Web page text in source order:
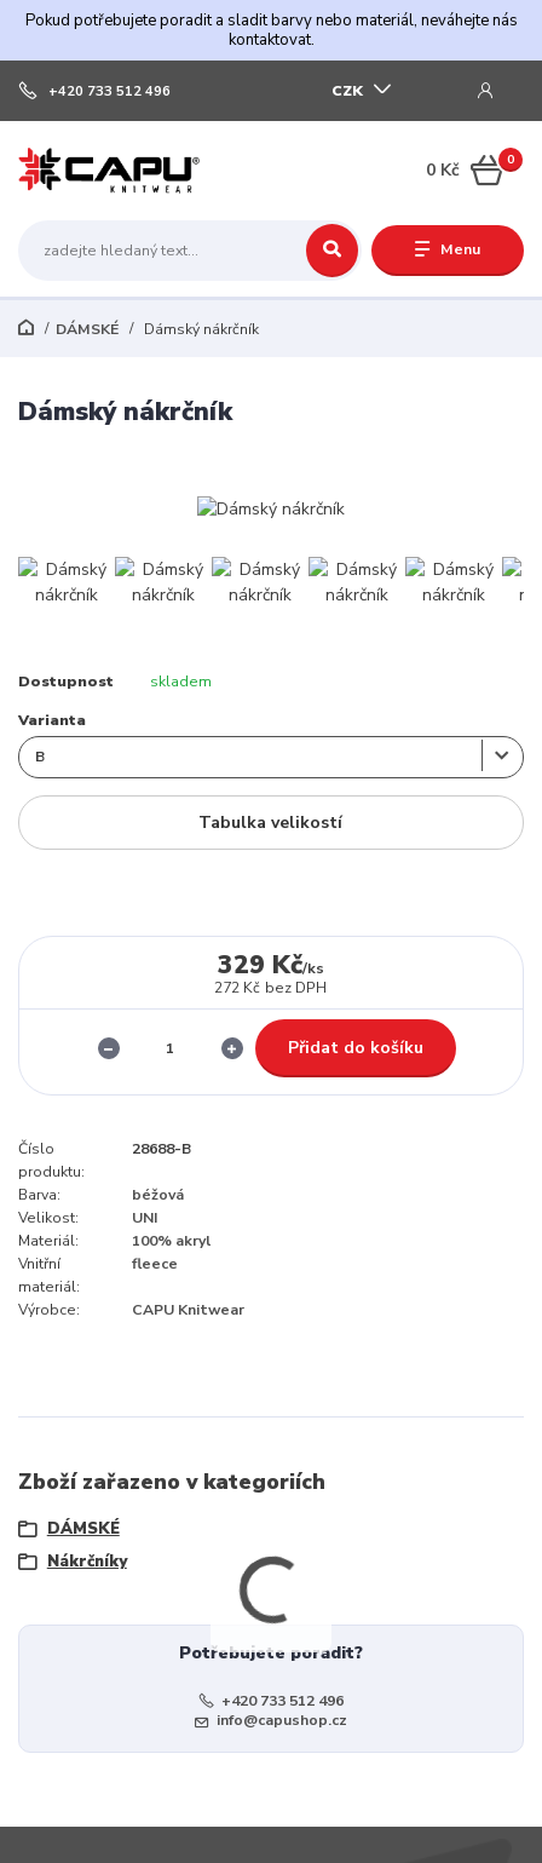
Pokud potřebujete poradit a sladit barvy nebo materiál, neváhejte nás
kontaktovat.
Menu
CZK
+420 733 512 496
0
0 Kč
DÁMSKÉ Dámský nákrčník
Dámský nákrčník
Dostupnost skladem
Varianta
Tabulka velikostí
329 Kč/ks
272 Kč bez DPH
Přidat do košíku
Číslo
produktu:
28688-B
Barva:
béžová
Velikost:
UNI
Materiál:
100% akryl
Vnitřní
materiál:
fleece
Výrobce: CAPU Knitwear
Zboží zařazeno v kategoriích
DÁMSKÉ
Nákrčníky
Potřebujete poradit?
+420 733 512 496
info@capushop.cz